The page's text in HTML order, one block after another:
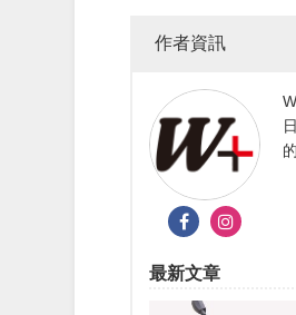
作者資訊
最新文章